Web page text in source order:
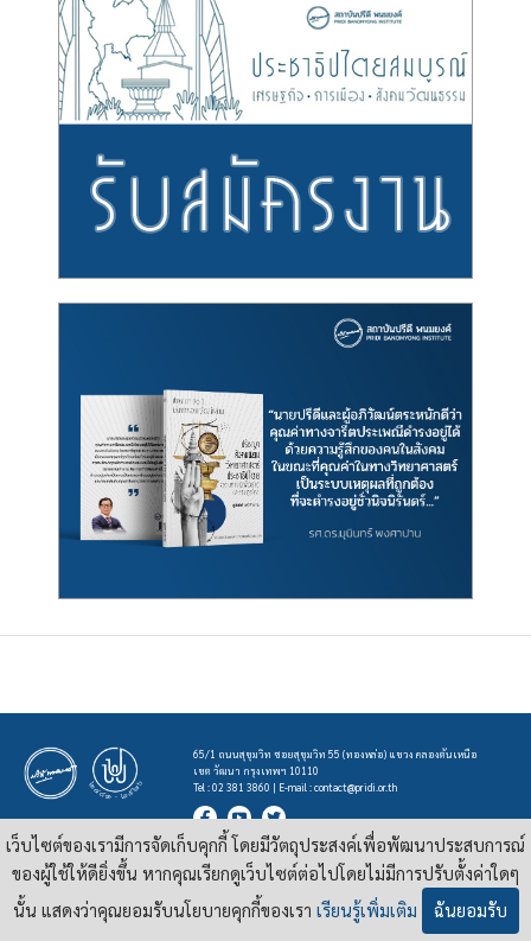
65/1 ถนนสุขุมวิท ซอยสุขุมวิท 55 (ทองหล่อ) แขวง คลองตันเหนือ
เขต วัฒนา กรุงเทพฯ 10110
Tel : 02 381 3860 | E-mail :contact@pridi.or.th
บทความ รูปภาพ และสื่ออื่นๆ ที่มีสัญลักษณ์ของสถาบันปรีดี พนมยงค์ ในเว็บไซต์https://pridi.or.th
เผยแพร่ภายใต้สัญญาอนุญาตครีเอทีฟคอมมอนส์แบบแสดงที่มา-ไม่ใช่เชิงพาณิชย์ 4.0 สากล
เว็บไซต์ของเรามีการจัดเก็บคุกกี้ โดยมีวัตถุประสงค์เพื่อพัฒนาประสบการณ์
ของผู้ใช้ให้ดียิ่งขึ้น หากคุณเรียกดูเว็บไซต์ต่อไปโดยไม่มีการปรับตั้งค่าใดๆ
นั้น แสดงว่าคุณยอมรับนโยบายคุกกี้ของเรา เรียนรู้เพิ่มเติม ฉันยอมรับ